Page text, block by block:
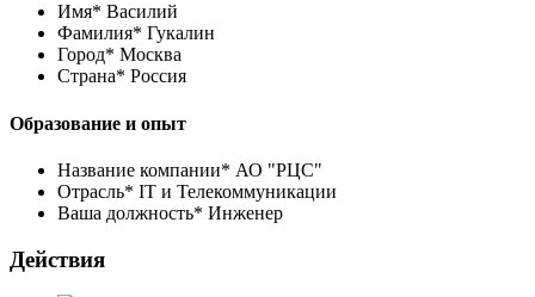
Имя* Василий
Фамилия* Гукалин
Город* Москва
Страна* Россия
Образование и опыт
Название компании* АО "РЦС"
Отрасль* IT и Телекоммуникации
Ваша должность* Инженер
Действия